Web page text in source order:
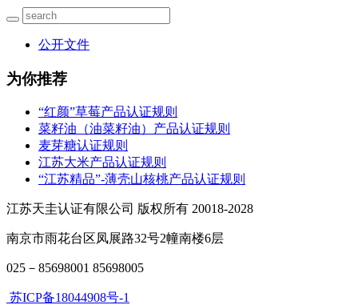
公开文件
为你推荐
“红颜”草莓产品认证规则
菜籽油（油菜籽油）产品认证规则
麦芽糖认证规则
江苏大米产品认证规则
“江苏精品”-薄壳山核桃产品认证规则
江苏天圭认证有限公司 版权所有 20018-2028
南京市雨花台区凤展路32号2幢南楼6层
025－85698001 85698005
苏ICP备18044908号-1